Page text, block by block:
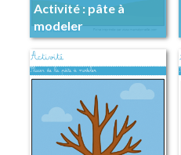
Activité : pâte à
modeler